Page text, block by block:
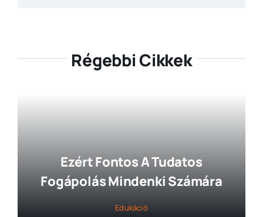
Régebbi Cikkek
Ezért Fontos A Tudatos
Fogápolás Mindenki Számára
Edukáció